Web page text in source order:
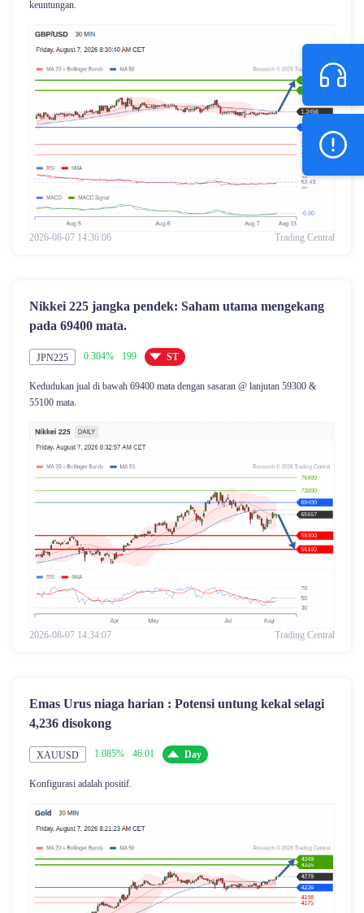
keuntungan.
2026-08-07 14:36:06 Trading Central
Nikkei 225 jangka pendek: Saham utama mengekang
pada 69400 mata.
JPN225 0.304% 199 ST
Kedudukan jual di bawah 69400 mata dengan sasaran @ lanjutan 59300 &
55100 mata.
2026-08-07 14:34:07 Trading Central
Emas Urus niaga harian : Potensi untung kekal selagi
4,236 disokong
XAUUSD 1.085% 46.01 Day
Konfigurasi adalah positif.